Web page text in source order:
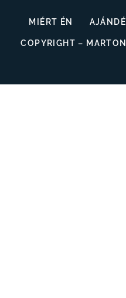
MIÉRT ÉN
COPYRIGHT –